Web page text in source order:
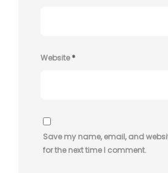
Website*
Save my name, email, and
for the next time I comment.